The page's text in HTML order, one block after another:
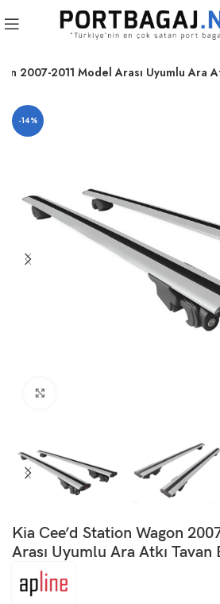
2007-2011 Model Arası Uyumlu Ara
-14%
Kia Cee’d Station Wagon
Arası Uyumlu Ara Atkı Tavan